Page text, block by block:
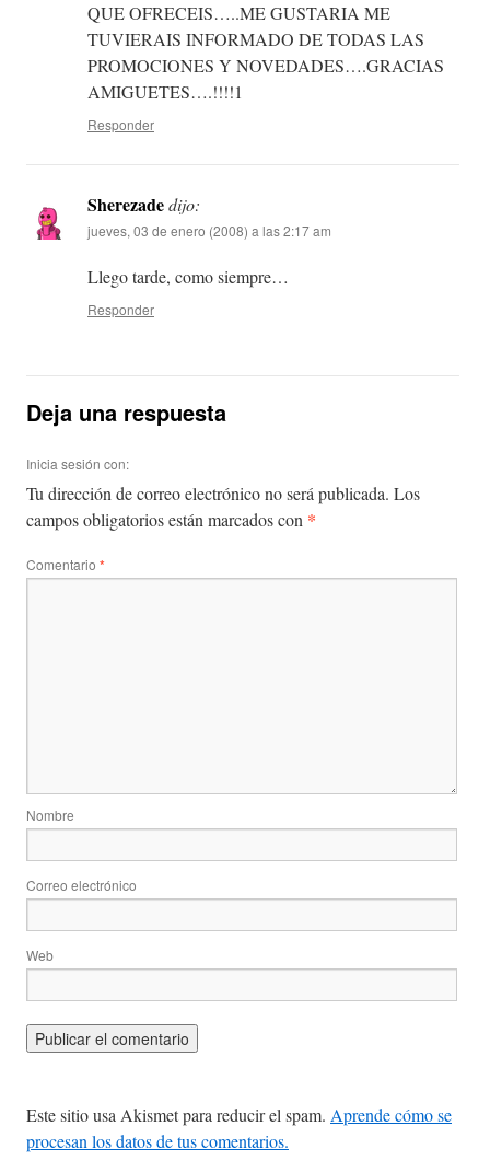
QUE OFRECEIS…..ME GUSTARIA ME
TUVIERAIS INFORMADO DE TODAS LAS
PROMOCIONES Y NOVEDADES….GRACIAS
AMIGUETES….!!!!1
Responder
Sherezadedijo:
jueves, 03 de enero (2008) a las 2:17 am
Llego tarde, como siempre…
Responder
Deja una respuesta
Inicia sesión con:
Tu dirección de correo electrónico no será publicada. Los
campos obligatorios están marcados con *
Comentario *
Nombre
Correo electrónico
Web
Este sitio usa Akismet para reducir el spam. Aprende cómo se
procesan los datos de tus comentarios.